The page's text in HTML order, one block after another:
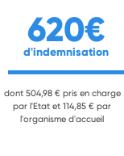
620€
d'indemnisation
dont 504,98 € pris en charge
par l'Etat et 114,85 € par
l'organisme d'accueil